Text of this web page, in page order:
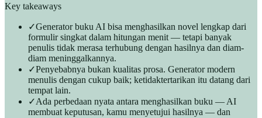
Key takeaways
✓Generator buku AI bisa menghasilkan novel lengkap dari
formulir singkat dalam hitungan menit — tetapi banyak
penulis tidak merasa terhubung dengan hasilnya dan diam-
diam meninggalkannya.
✓Penyebabnya bukan kualitas prosa. Generator modern
menulis dengan cukup baik; ketidaktertarikan itu datang dari
tempat lain.
✓Ada perbedaan nyata antara menghasilkan buku — AI
membuat keputusan, kamu menyetujui hasilnya — dan